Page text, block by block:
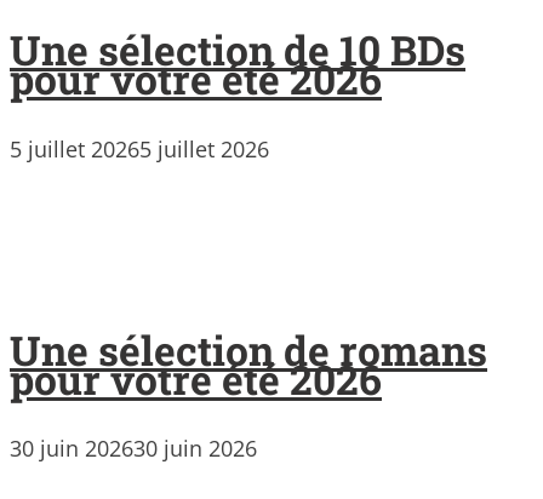
Une sélection de 10 BDs
pour votre été 2026
5 juillet 20265 juillet 2026
Une sélection de romans
pour votre été 2026
30 juin 202630 juin 2026